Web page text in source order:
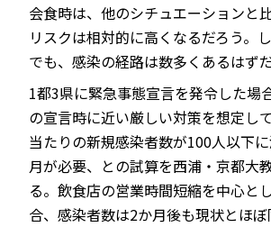
会食時は、他のシチュエーションと
リスクは相対的に高くなるだろう。
でも、感染の経路は数多くあるはずだ
1都3県に緊急事態宣言を発令した場
の宣言時に近い厳しい対策を想定し
当たりの新規感染者数が100人以下
月が必要、との試算を西浦・京都大
る。飲食店の営業時間短縮を中心と
合、感染者数は2か月後も現状とほ